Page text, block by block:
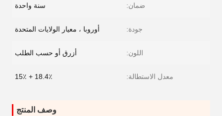
ضمان: سنة واحدة
جودة: أوروبا ، معيار الولايات المتحدة
اللون: أزرق أو حسب الطلب
معدل الاستطالة: 18.4٪ + 15٪
وصف المنتج